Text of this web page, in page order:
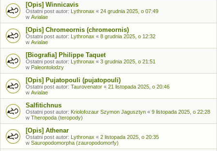
[Opis] Winnicavis
Ostatni post autor: Lythronax « 24 grudnia 2025, o 07:49
w Avialae
[Opis] Chromeornis (chromeornis)
Ostatni post autor: Lythronax « 8 grudnia 2025, o 12:32
w Avialae
[Biografia] Philippe Taquet
Ostatni post autor: Lythronax « 3 grudnia 2025, o 21:51
w Paleontolodzy
[Opis] Pujatopouli (pujatopouli)
Ostatni post autor: Taurovenator « 21 listopada 2025, o 20:46
w Avialae
Salfitichnus
Ostatni post autor: Kriolofozaur Szymon Jagusztyn « 9 listopada 2025, o 22:28
w Theropoda (teropody)
[Opis] Athenar
Ostatni post autor: Lythronax « 2 listopada 2025, o 20:35
w Sauropodomorpha (zauropodomorfy)